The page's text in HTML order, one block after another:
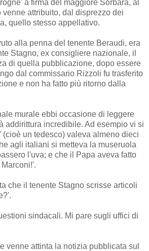
a firma del maggiore Sorbara, al
attribuito, dal disprezzo dei
quello stesso appellativo.
alla penna del tenente Beraudi, era
Stagno, ex consigliere nazionale, il
di quella pubblicazione, dopo essere
dal commissario Rizzoli fu trasferito
e non ha fatto più ritorno dalla
murale ebbi occasione di leggere
addirittura incredibile. Ad esempio vi si
(cioè un tedesco) valeva almeno dieci
agli italiani si metteva la museruola
l'uva; e che il Papa aveva fatto
che il tenente Stagno scrisse articoli
sindacali. Mi pare sugli uffici di
venne attinta la notizia pubblicata sul